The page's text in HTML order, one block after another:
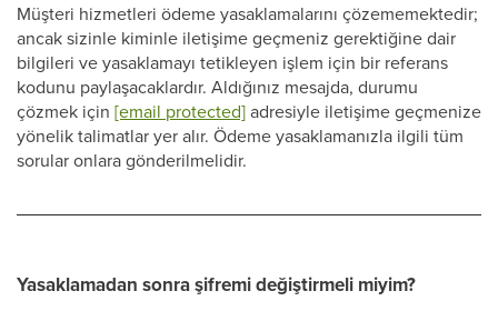
Müşteri hizmetleri ödeme yasaklamalarını çözememektedir;
ancak sizinle kiminle iletişime geçmeniz gerektiğine dair
bilgileri ve yasaklamayı tetikleyen işlem için bir referans
kodunu paylaşacaklardır. Aldığınız mesajda, durumu
çözmek için [email protected]adresiyle iletişime geçmenize
yönelik talimatlar yer alır. Ödeme yasaklamanızla ilgili tüm
sorular onlara gönderilmelidir.
Yasaklamadan sonra şifremi değiştirmeli miyim?